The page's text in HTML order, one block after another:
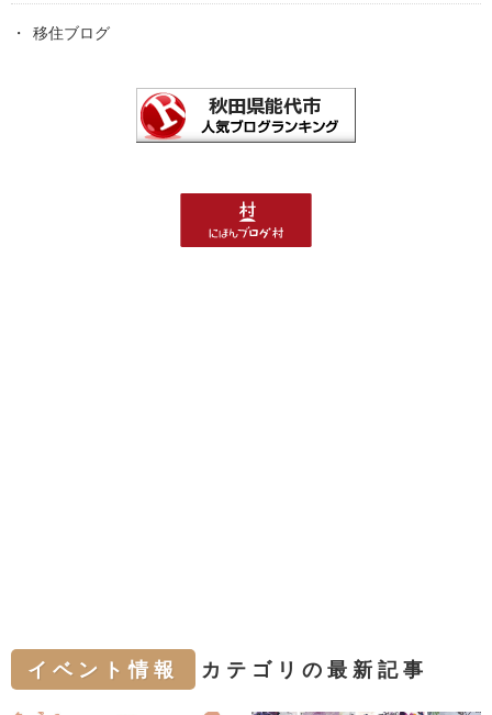
移住ブログ
イベント情報 カテゴリの最新記事